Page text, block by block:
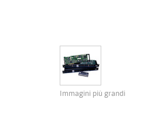
Immagini più grandi